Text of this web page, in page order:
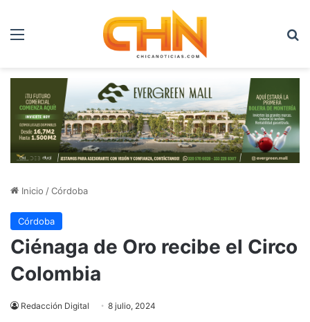
Menú
Inicio /Córdoba
Córdoba
Ciénaga de Oro recibe el Circo
Colombia
Redacción Digital 8 julio, 2024